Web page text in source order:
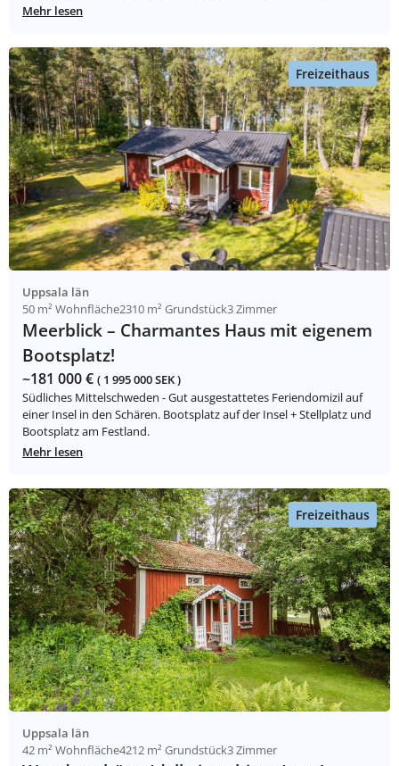
Mehr lesen
Freizeithaus
Uppsala län
50 m² Wohnfläche2310 m² Grundstück3 Zimmer
Meerblick – Charmantes Haus mit eigenem
Bootsplatz!
~181 000 € ( 1 995 000 SEK )
Südliches Mittelschweden - Gut ausgestattetes Feriendomizil auf
einer Insel in den Schären. Bootsplatz auf der Insel + Stellplatz und
Bootsplatz am Festland.
Mehr lesen
Freizeithaus
Uppsala län
42 m² Wohnfläche4212 m² Grundstück3 Zimmer